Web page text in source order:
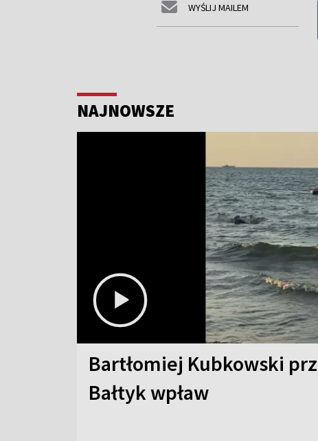
WYŚLIJ MAILEM
NAJNOWSZE
Bartłomiej Kubkowski
Bałtyk wpław